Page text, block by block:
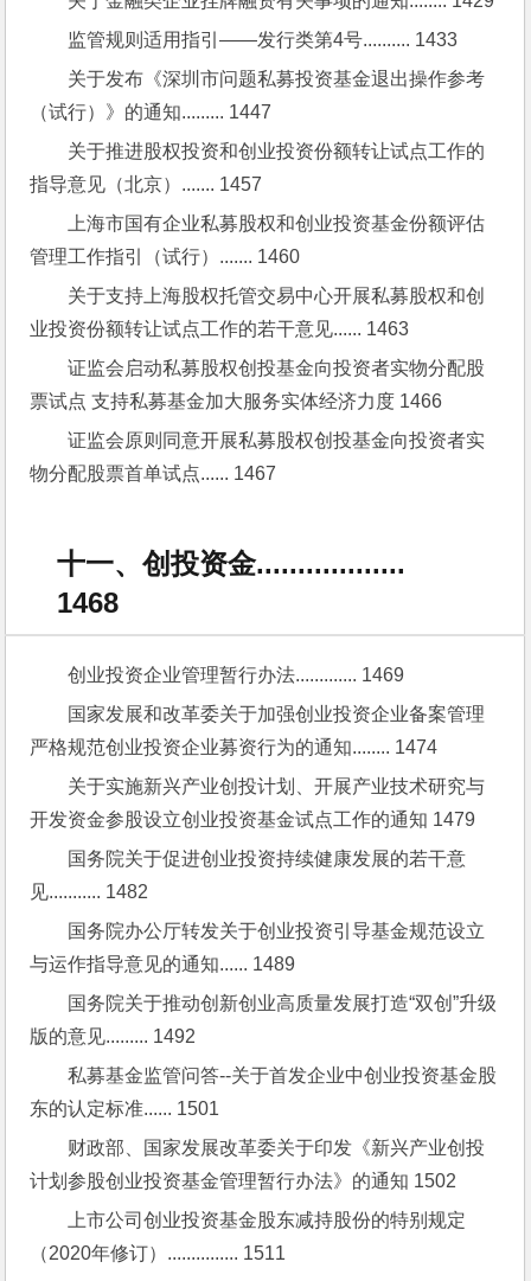
监管规则适用指引——发行类第4号.......... 1433
关于发布《深圳市问题私募投资基金退出操作参考
（试行）》的通知......... 1447
关于推进股权投资和创业投资份额转让试点工作的
指导意见（北京）....... 1457
上海市国有企业私募股权和创业投资基金份额评估
管理工作指引（试行）....... 1460
关于支持上海股权托管交易中心开展私募股权和创
业投资份额转让试点工作的若干意见...... 1463
证监会启动私募股权创投基金向投资者实物分配股
票试点 支持私募基金加大服务实体经济力度 1466
证监会原则同意开展私募股权创投基金向投资者实
物分配股票首单试点...... 1467
十一、创投资金..................
1468
创业投资企业管理暂行办法............. 1469
国家发展和改革委关于加强创业投资企业备案管理
严格规范创业投资企业募资行为的通知........ 1474
关于实施新兴产业创投计划、开展产业技术研究与
开发资金参股设立创业投资基金试点工作的通知 1479
国务院关于促进创业投资持续健康发展的若干意
见........... 1482
国务院办公厅转发关于创业投资引导基金规范设立
与运作指导意见的通知...... 1489
国务院关于推动创新创业高质量发展打造“双创”升级
版的意见......... 1492
私募基金监管问答--关于首发企业中创业投资基金股
东的认定标准...... 1501
财政部、国家发展改革委关于印发《新兴产业创投
计划参股创业投资基金管理暂行办法》的通知 1502
上市公司创业投资基金股东减持股份的特别规定
（2020年修订）............... 1511